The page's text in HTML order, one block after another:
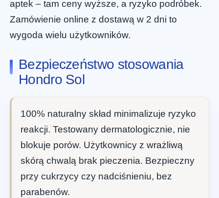
aptek – tam ceny wyższe, a ryzyko podróbek.
Zamówienie online z dostawą w 2 dni to
wygoda wielu użytkowników.
Bezpieczeństwo stosowania
Hondro Sol
100% naturalny skład minimalizuje ryzyko
reakcji. Testowany dermatologicznie, nie
blokuje porów. Użytkownicy z wrażliwą
skórą chwalą brak pieczenia. Bezpieczny
przy cukrzycy czy nadciśnieniu, bez
parabenów.